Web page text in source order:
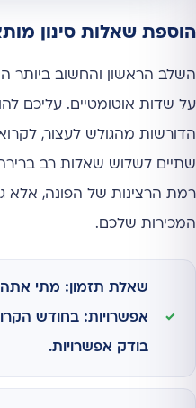
הוספת שאלות סינון
השלב הראשון והחשוב ביותר
על שדות אוטומטיים. עליכם
הדורשות מהגולש לעצור,
שתיים לשלוש שאלות רב
רמת הרצינות של הפונה, אלא
המכירות שלכם.
שאלת תזמון: מתי
אפשרויות: בחודש
בודק אפשרויות.